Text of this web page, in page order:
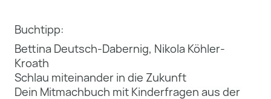
Buchtipp:
Bettina Deutsch-Dabernig, Nikola Köhler-
Kroath
Schlau miteinander in die Zukunft
Dein Mitmachbuch mit Kinderfragen aus der